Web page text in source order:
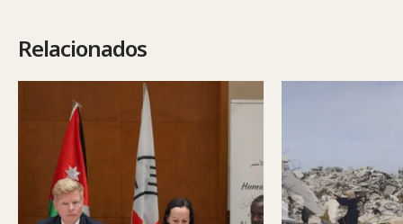
Relacionados